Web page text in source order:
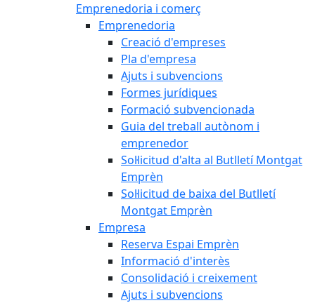
Emprenedoria i comerç
Emprenedoria
Creació d'empreses
Pla d'empresa
Ajuts i subvencions
Formes jurídiques
Formació subvencionada
Guia del treball autònom i
emprenedor
Sol·licitud d'alta al Butlletí Montgat
Emprèn
Sol·licitud de baixa del Butlletí
Montgat Emprèn
Empresa
Reserva Espai Emprèn
Informació d'interès
Consolidació i creixement
Ajuts i subvencions